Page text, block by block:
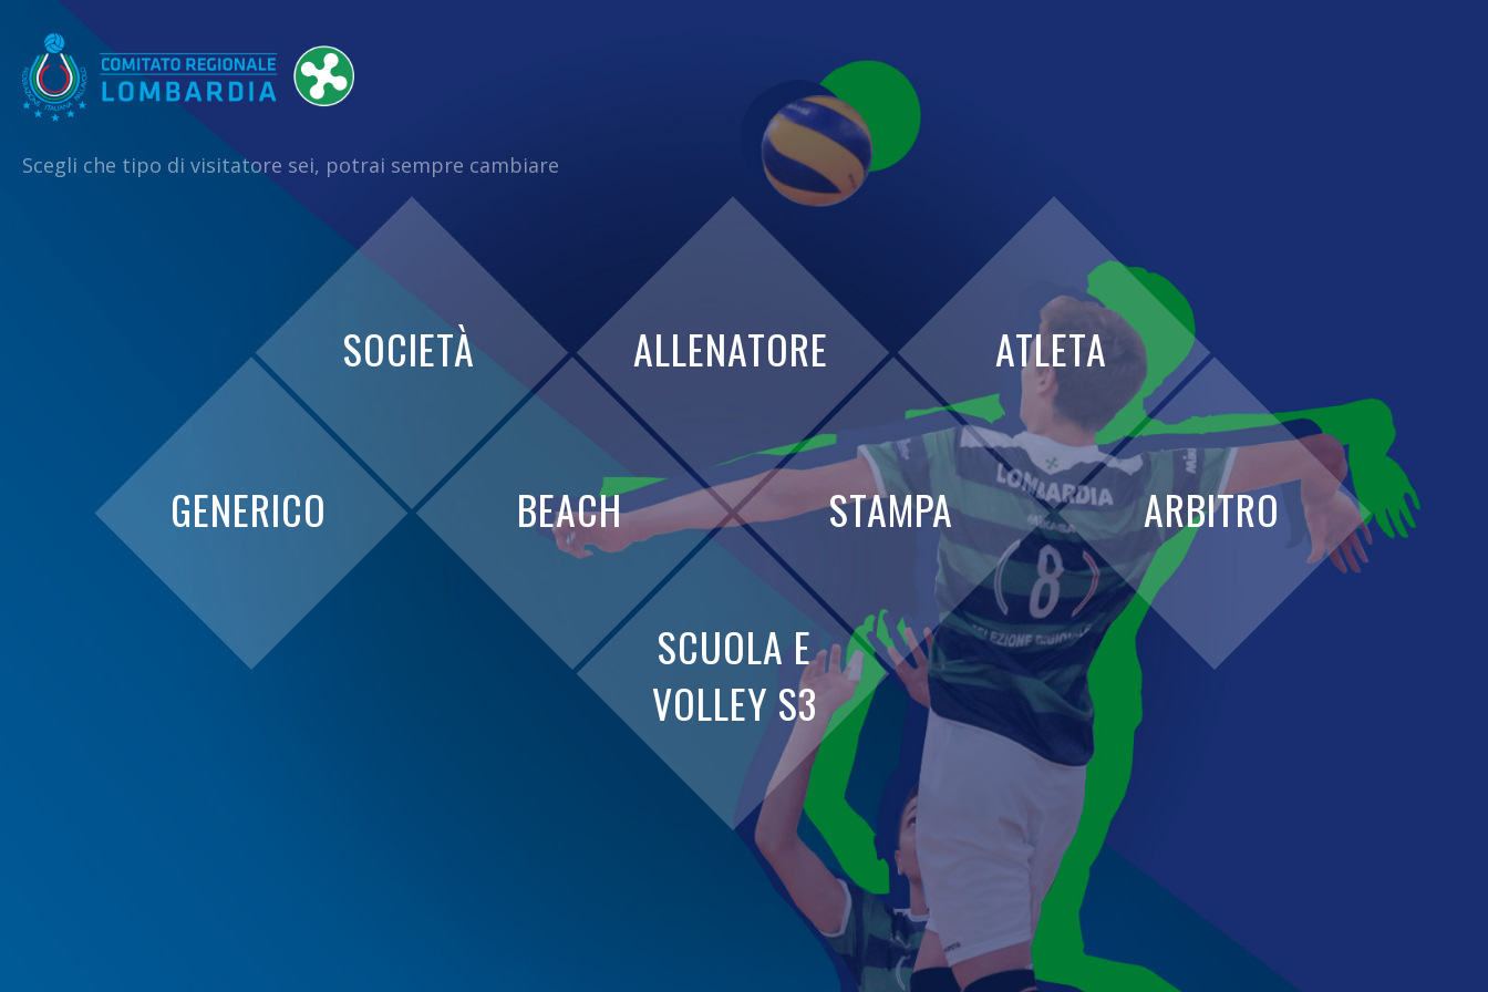
Scegli che tipo di visitatore sei, potrai sempre cambiare
GENERICO
ALLENATORE
SOCIETÀ
BEACH STAMPA ARBITRO
ATLETA
SCUOLA E
VOLLEY S3